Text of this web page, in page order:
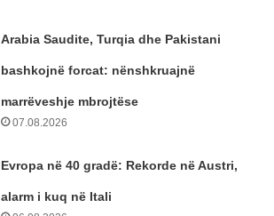
Arabia Saudite, Turqia dhe Pakistani
bashkojnë forcat: nënshkruajnë
marrëveshje mbrojtëse
07.08.2026
Evropa në 40 gradë: Rekorde në Austri,
alarm i kuq në Itali